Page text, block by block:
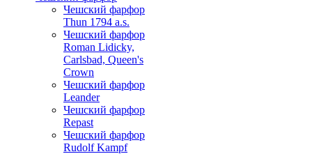
Чешский фарфор
Thun 1794 a.s.
Чешский фарфор
Roman Lidicky,
Carlsbad, Queen's
Crown
Чешский фарфор
Leander
Чешский фарфор
Repast
Чешский фарфор
Rudolf Kampf